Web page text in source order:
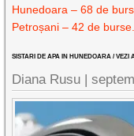
Hunedoara – 68 de
Petroșani – 42 de burse.
SISTARI DE APA IN HUNEDOARA / VEZI
Diana Rusu |